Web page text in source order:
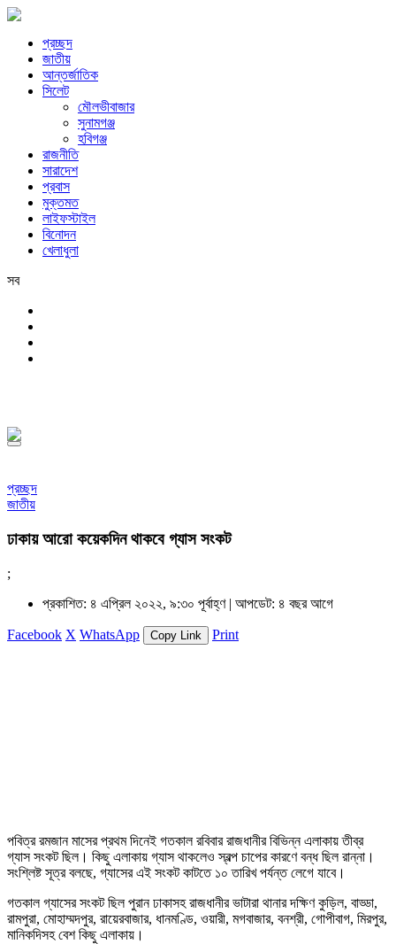
প্রচ্ছদ
জাতীয়
আন্তর্জাতিক
সিলেট
মৌলভীবাজার
সুনামগঞ্জ
হবিগঞ্জ
রাজনীতি
সারাদেশ
প্রবাস
মুক্তমত
লাইফস্টাইল
বিনোদন
খেলাধুলা
সব
প্রচ্ছদ
জাতীয়
ঢাকায় আরো কয়েকদিন থাকবে গ্যাস সংকট
;
প্রকাশিত: ৪ এপ্রিল ২০২২, ৯:৩০ পূর্বাহ্ণ | আপডেট: ৪ বছর আগে
Facebook X WhatsApp Copy Link Print
পবিত্র রমজান মাসের প্রথম দিনেই গতকাল রবিবার রাজধানীর বিভিন্ন এলাকায় তীব্র
গ্যাস সংকট ছিল। কিছু এলাকায় গ্যাস থাকলেও স্বল্প চাপের কারণে বন্ধ ছিল রান্না।
সংশ্লিষ্ট সূত্র বলছে, গ্যাসের এই সংকট কাটতে ১০ তারিখ পর্যন্ত লেগে যাবে।
গতকাল গ্যাসের সংকট ছিল পুরান ঢাকাসহ রাজধানীর ভাটারা থানার দক্ষিণ কুড়িল, বাড্ডা,
রামপুরা, মোহাম্মদপুর, রায়েরবাজার, ধানমণ্ডি, ওয়ারী, মগবাজার, বনশ্রী, গোপীবাগ, মিরপুর,
মানিকদিসহ বেশ কিছু এলাকায়।